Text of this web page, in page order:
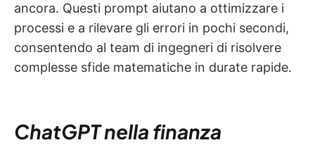
ancora. Questi prompt aiutano a ottimizzare i
processi e a rilevare gli errori in pochi secondi,
consentendo al team di ingegneri di risolvere
complesse sfide matematiche in durate rapide.
ChatGPT nella finanza